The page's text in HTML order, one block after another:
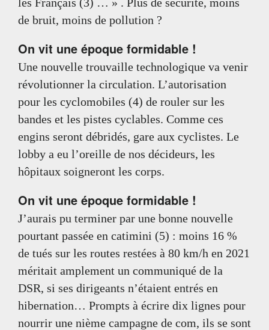
de bruit, moins de pollution ?
On vit une époque formidable !
Une nouvelle trouvaille technologique va venir
révolutionner la circulation. L’autorisation
pour les cyclomobiles (4) de rouler sur les
bandes et les pistes cyclables. Comme ces
engins seront débridés, gare aux cyclistes. Le
lobby a eu l’oreille de nos décideurs, les
hôpitaux soigneront les corps.
On vit une époque formidable !
J’aurais pu terminer par une bonne nouvelle
pourtant passée en catimini (5) : moins 16 %
de tués sur les routes restées à 80 km/h en 2021
méritait amplement un communiqué de la
DSR, si ses dirigeants n’étaient entrés en
hibernation… Prompts à écrire dix lignes pour
nourrir une nième campagne de com, ils se sont